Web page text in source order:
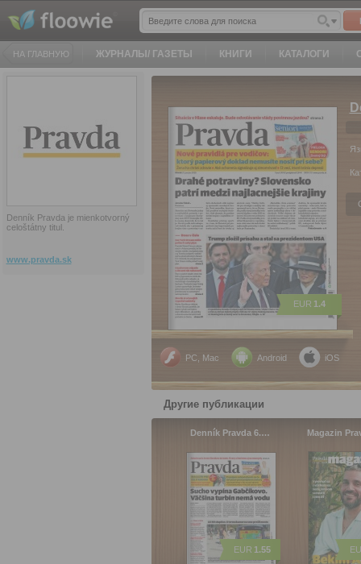
НА ГЛАВНУЮ ЖУРНАЛЫ/ ГАЗЕТЫ КНИГИ КАТАЛОГИ
Denník Pravda je mienkotvorný
celoštátny titul.
www.pravda.sk
PC, Mac Android iOS
EUR 1.4
Другие публикации
Denník Pravda 6.…
EUR 1.55
Magazin